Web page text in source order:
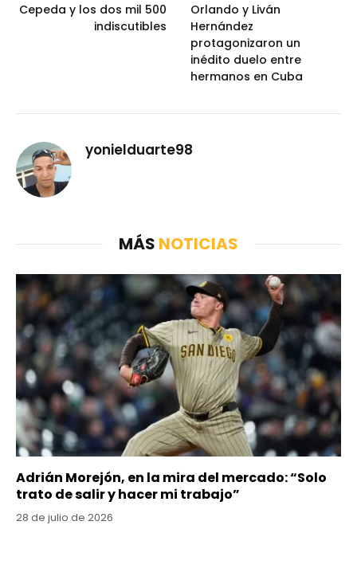
Cepeda y los dos mil 500
indiscutibles
Orlando y Liván
Hernández
protagonizaron un
inédito duelo entre
hermanos en Cuba
yonielduarte98
MÁS NOTICIAS
Adrián Morejón, en la mira del mercado: “Solo
trato de salir y hacer mi trabajo”
28 de julio de 2026